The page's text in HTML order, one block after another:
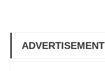
ADVERTISEMENT